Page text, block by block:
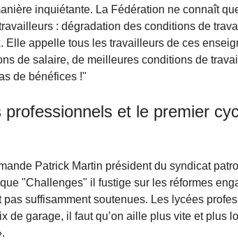
inquiétante. La Fédération ne connaît
: dégradation des conditions de
Elle appelle tous les travailleurs de ces
de salaire, de meilleures conditions de
de bénéfices !"
professionnels et le premier
Patrick Martin président du syndicat
"Challenges" il fustige sur les réformes
suffisamment soutenues. Les lycées
de garage, il faut qu’on aille plus vite et plus